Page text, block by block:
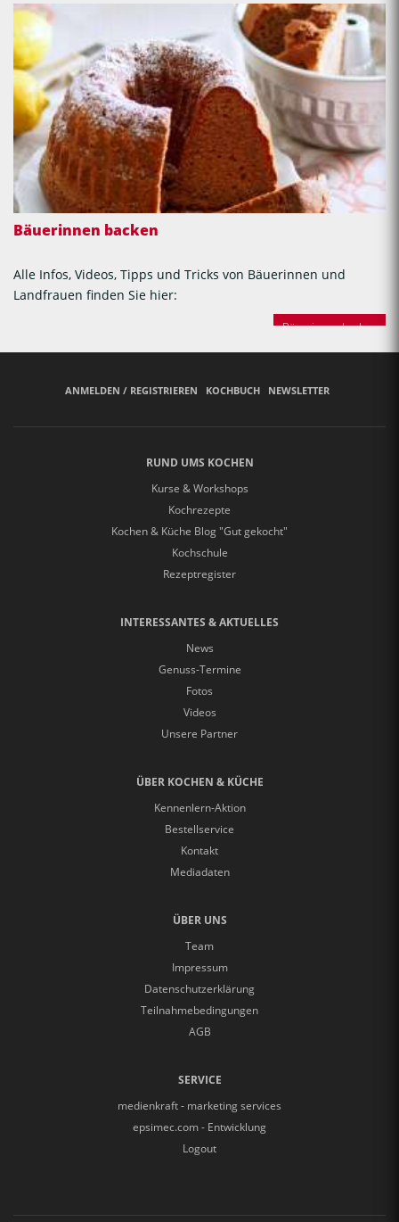
Bäuerinnen backen
Alle Infos, Videos, Tipps und Tricks von Bäuerinnen und
Landfrauen finden Sie hier:
Bäuerinnen backen
ANMELDEN / REGISTRIEREN KOCHBUCH NEWSLETTER
RUND UMS KOCHEN
Kurse & Workshops
Kochrezepte
Kochen & Küche Blog "Gut gekocht"
Kochschule
Rezeptregister
INTERESSANTES & AKTUELLES
News
Genuss-Termine
Fotos
Videos
Unsere Partner
ÜBER KOCHEN & KÜCHE
Kennenlern-Aktion
Bestellservice
Kontakt
Mediadaten
ÜBER UNS
Team
Impressum
Datenschutzerklärung
Teilnahmebedingungen
AGB
SERVICE
medienkraft - marketing services
epsimec.com - Entwicklung
Logout